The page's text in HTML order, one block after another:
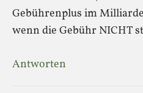
Gebührenplus im
wenn die Gebühr NICHT
Antworten